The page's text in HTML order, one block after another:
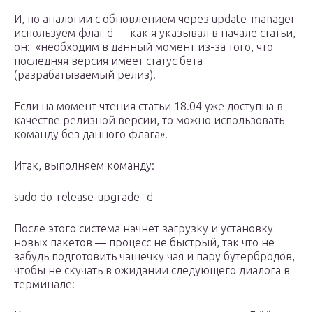
И, по аналогии с обновлением через update-manager
используем флаг d — как я указывал в начале статьи,
он: «необходим в данный момент из-за того, что
последняя версия имеет статус бета
(разрабатываемый релиз).
Если на момент чтения статьи 18.04 уже доступна в
качестве релизной версии, то можно использовать
команду без данного флага».
Итак, выполняем команду:
sudo do-release-upgrade -d
После этого система начнет загрузку и установку
новых пакетов — процесс не быстрый, так что не
забудь подготовить чашечку чая и пару бутербродов,
чтобы не скучать в ожидании следующего диалога в
терминале: